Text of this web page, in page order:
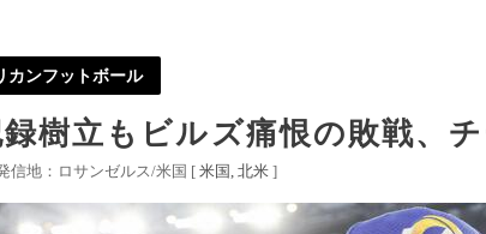
カンフットボール
樹立もビルズ痛恨の敗戦、
信地：ロサンゼルス/米国 [ 米国 北米 ]